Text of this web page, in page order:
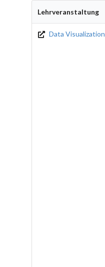
Lehrveranstaltung
Data Visualization